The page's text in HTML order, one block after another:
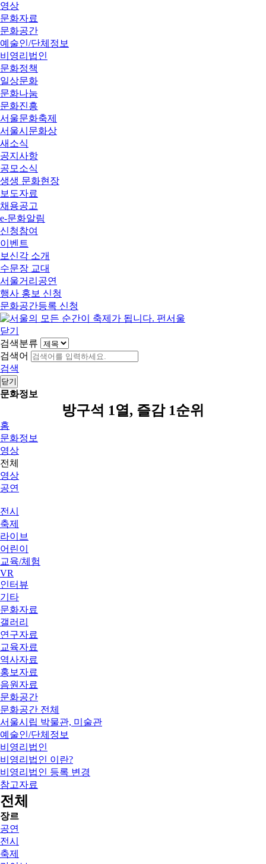
영상
문화자료
문화공간
예술인/단체정보
비영리법인
문화정책
일상문화
문화나눔
문화진흥
서울문화축제
서울시문화상
새소식
공지사항
공모소식
생생 문화현장
보도자료
채용공고
e-문화알림
신청참여
이벤트
보신각 소개
수문장 교대
서울거리공연
행사 홍보 신청
문화공간등록 신청
닫기
검색분류
검색어
검색
닫기
문화정보
방구석 1열, 즐감 1순위
홈
문화정보
영상
전체
영상
공연
전시
축제
라이브
어린이
교육/체험
VR
인터뷰
기타
문화자료
갤러리
연구자료
교육자료
역사자료
홍보자료
음원자료
문화공간
문화공간 전체
서울시립 박물관, 미술관
예술인/단체정보
비영리법인
비영리법인 이란?
비영리법인 등록 변경
참고자료
전체
장르
공연
전시
축제